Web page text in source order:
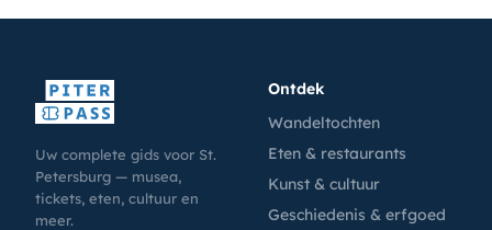
Uw complete gids voor St.
Petersburg — musea,
tickets, eten, cultuur en
meer.
Ontdek
Wandeltochten
Eten & restaurants
Kunst & cultuur
Geschiedenis & erfgoed